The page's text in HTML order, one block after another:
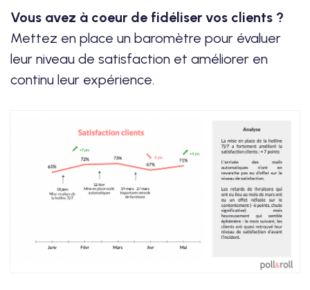
Vous avez à coeur de fidéliser vos clients ?
Mettez en place un baromètre pour évaluer
leur niveau de satisfaction et améliorer en
continu leur expérience.